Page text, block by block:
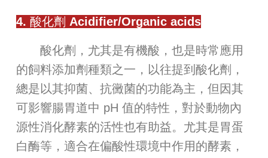
4. 酸化劑 Acidifier/Organic acids
酸化劑，尤其是有機酸，也是時常應用
的飼料添加劑種類之一，以往提到酸化劑，
總是以其抑菌、抗黴菌的功能為主，但因其
可影響腸胃道中 pH 值的特性，對於動物內
源性消化酵素的活性也有助益。尤其是胃蛋
白酶等，適合在偏酸性環境中作用的酵素，